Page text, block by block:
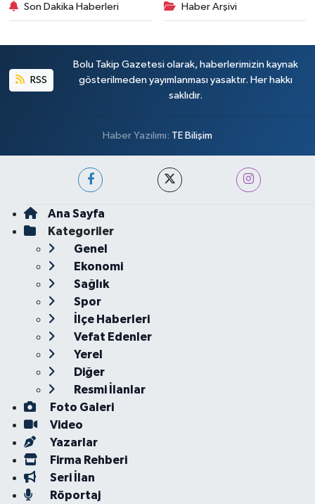
Son Dakika Haberleri Haber Arşivi
RSS
Bolu Takip Gazetesi olarak, haberlerimizin kaynak
gösterilmeden yayımlanması yasaktır. Her hakkı
saklıdır.
Haber Yazılımı: TE Bilişim
Ana Sayfa
Kategoriler
Genel
Ekonomi
Sağlık
Spor
İlçe Haberleri
Vefat Edenler
Yerel
Diğer
Resmi İlanlar
Foto Galeri
Video
Yazarlar
Firma Rehberi
Seri İlan
Röportaj